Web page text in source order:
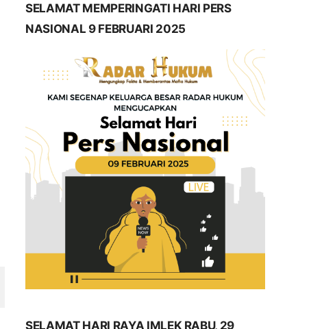
SELAMAT MEMPERINGATI HARI PERS
NASIONAL 9 FEBRUARI 2025
SELAMAT HARI RAYA IMLEK RABU, 29